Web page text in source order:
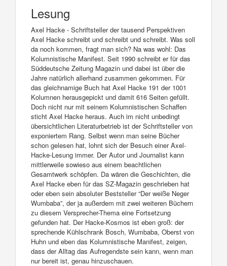
Lesung
Axel Hacke - Schriftsteller der tausend Perspektiven
Axel Hacke schreibt und schreibt und schreibt. Was soll
da noch kommen, fragt man sich? Na was wohl: Das
Kolumnistische Manifest. Seit 1990 schreibt er für das
Süddeutsche Zeitung Magazin und dabei ist über die
Jahre natürlich allerhand zusammen gekommen. Für
das gleichnamige Buch hat Axel Hacke 191 der 1001
Kolumnen herausgepickt und damit 616 Seiten gefüllt.
Doch nicht nur mit seinem Kolumnistischen Schaffen
sticht Axel Hacke heraus. Auch im nicht unbedingt
übersichtlichen Literaturbetrieb ist der Schriftsteller von
exponiertem Rang. Selbst wenn man seine Bücher
schon gelesen hat, lohnt sich der Besuch einer Axel-
Hacke-Lesung immer. Der Autor und Journalist kann
mittlerweile sowieso aus einem beachtlichen
Gesamtwerk schöpfen. Da wären die Geschichten, die
Axel Hacke eben für das SZ-Magazin geschrieben hat
oder eben sein absoluter Beststeller “Der weiße Neger
Wumbaba”, der ja außerdem mit zwei weiteren Büchern
zu diesem Versprecher-Thema eine Fortsetzung
gefunden hat. Der Hacke-Kosmos ist eben groß: der
sprechende Kühlschrank Bosch, Wumbaba, Oberst von
Huhn und eben das Kolumnistische Manifest, zeigen,
dass der Alltag das Aufregendste sein kann, wenn man
nur bereit ist, genau hinzuschauen.